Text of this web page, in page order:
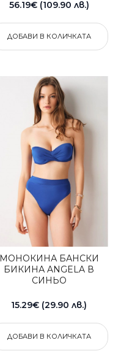
56.19€ (109.90 лв.)
ДОБАВИ В КОЛИЧКАТА
МОНОКИНА БАНСКИ
БИКИНА ANGELA В
СИНЬО
15.29€ (29.90 лв.)
ДОБАВИ В КОЛИЧКАТА